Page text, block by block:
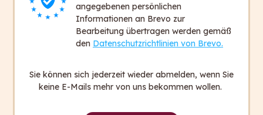
Als Social Entrepreneuse baute Walburga Fröhlich
für capito und nueva ein Social Franchise Netzwerk
auf, zu dem mittlerweile rund 80 Partnerinnen und
„Die Gewinnerinnen sind wirklich inspirierende
Frauen, die Ideen entwickelt haben, die auf dem
angegebenen persönlichen
Informationen an Brevo zur
Bearbeitung übertragen werden gemäß
den Datenschutzrichtlinien von Brevo.
Sie können sich jederzeit wieder abmelden, wenn Sie
keine E-Mails mehr von uns bekommen wollen.